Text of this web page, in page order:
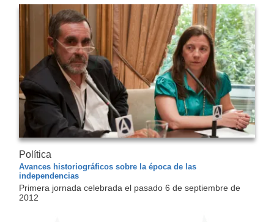
Política
Avances historiográficos sobre la época de las
independencias
Primera jornada celebrada el pasado 6 de septiembre de
2012